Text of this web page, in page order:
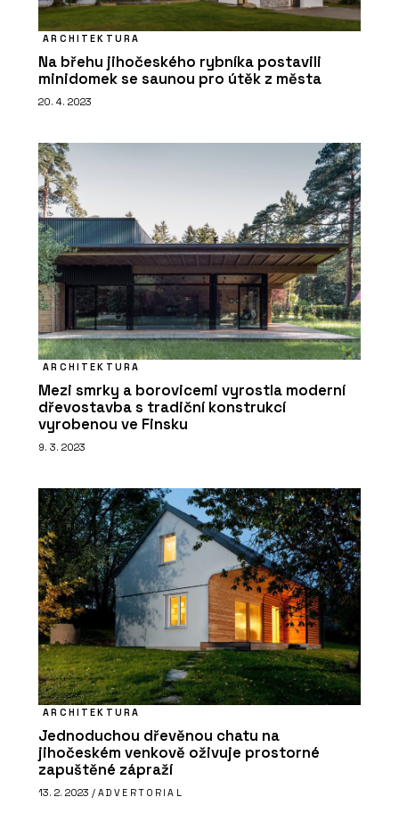
ARCHITEKTURA
Na břehu jihočeského rybníka postavili
minidomek se saunou pro útěk z města
20. 4. 2023
ARCHITEKTURA
Mezi smrky a borovicemi vyrostla moderní
dřevostavba s tradiční konstrukcí
vyrobenou ve Finsku
9. 3. 2023
ARCHITEKTURA
Jednoduchou dřevěnou chatu na
jihočeském venkově oživuje prostorné
zapuštěné zápraží
13. 2. 2023 / ADVERTORIAL